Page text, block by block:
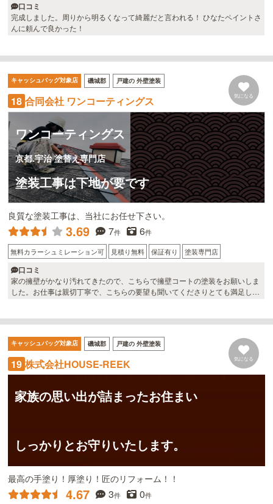
口コミ
完成しました。周りから明るくなって綺麗だと言われる！ ひなたペイントさ
んに頼んで良かった！
キャッシュバッグ対象店 磯城郡 戸建の 外壁塗装
18 合同会社 ワンコーティングス 気になる
ワンコーティングス
京都.宇治 塗替え専門店
塗装工事は下地が要です
良質な塗装工事は、当社にお任せ下さい。
3.69 7件 6件
無料カラーシュミレーション可 見積り無料 保証有り 塗装専門店
口コミ
家の擁壁がかなり汚れてきたので、こちらで擁壁コートの塗装をお願いしま
した。お仕事は親切丁寧で、こちらの要望も聞いてくださりとても満足した
もお願いしたいと思っております。ありがとうございました。
キャッシュバッグ対象店 磯城郡 戸建の 外壁塗装
19 株式会社HOUSE-REEK 気になる
家族の思い出が詰まったお住まい
しっかりとお守りいたします。
最高の手塗り！厚塗り！匠のリフォーム！！
4.67 3件 0件